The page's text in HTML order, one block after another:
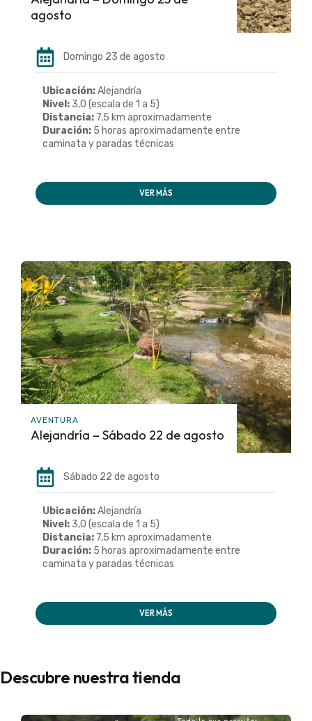
agosto
Domingo 23 de agosto
Ubicación:Alejandría
Nivel: 3,0 (escala de 1 a 5)
Distancia: 7,5 km aproximadamente
Duración: 5 horas aproximadamente entre
caminata y paradas técnicas
VER MÁS
AVENTURA
Alejandría – Sábado 22 de agosto
Sábado 22 de agosto
Ubicación:Alejandría
Nivel: 3,0 (escala de 1 a 5)
Distancia: 7,5 km aproximadamente
Duración: 5 horas aproximadamente entre
caminata y paradas técnicas
VER MÁS
Descubre nuestra tienda